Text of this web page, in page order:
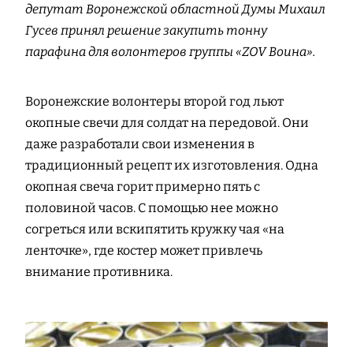
депутат Воронежской областной Думы Михаил
Гусев принял решение закупить тонну
парафина для волонтеров группы «ZOV Воина».
Воронежские волонтеры второй год льют
окопные свечи для солдат на передовой. Они
даже разработали свои изменения в
традиционный рецепт их изготовления. Одна
окопная свеча горит примерно пять с
половиной часов. С помощью нее можно
согреться или вскипятить кружку чая «на
ленточке», где костер может привлечь
внимание противника.